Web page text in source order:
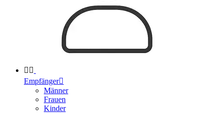
 
Empfänger
Männer
Frauen
Kinder